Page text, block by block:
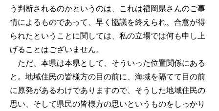
う判断されるのかというのは、これは福岡県さんのご事
情によるものであって、早く協議を終えられ、合意が得
られたということに関しては、私の立場では何も申し上
げることはございません。
ただ、本県は本県として、そういった位置関係にある
と。地域住民の皆様方の目の前に、海域を隔てて目の前
に原発があるわけでありますので、そうした地域住民の
思い、そして県民の皆様方の思いというものをしっかり